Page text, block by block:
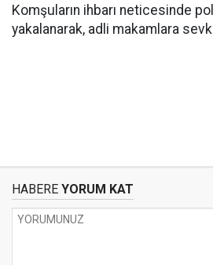
Komşuların ihbarı neticesinde
yakalanarak, adli makamlara
HABERE YORUM KAT